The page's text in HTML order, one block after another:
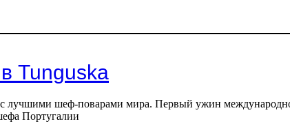
Tunguska
шеф-поварами мира. Первый ужин
Португалии